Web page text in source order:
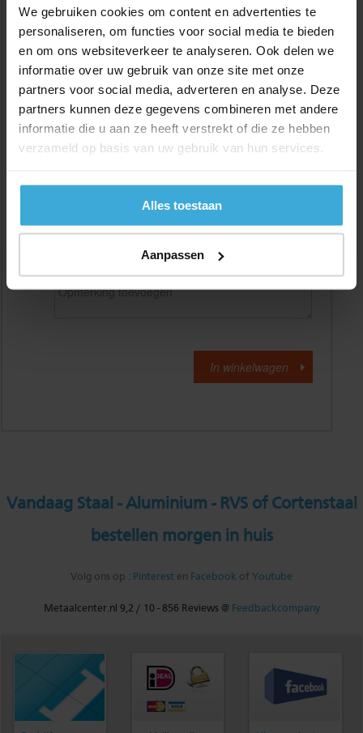
We gebruiken cookies om content en advertenties te
personaliseren, om functies voor social media te bieden
en om ons websiteverkeer te analyseren. Ook delen we
informatie over uw gebruik van onze site met onze
partners voor social media, adverteren en analyse. Deze
partners kunnen deze gegevens combineren met andere
informatie die u aan ze heeft verstrekt of die ze hebben
verzameld op basis van uw gebruik van hun services.
Alles toestaan
Aanpassen
Gewenste
lengtemaat in
(max. 2000 mm)
+/- 2 mm lengtetolerantie
Materiaalkosten
Alle bedragen zijn excl. 21% BTW
Vandaag Staal - Aluminium - RVS of Cortenstaal
bestellen morgen in huis
Volg ons op : Pinterest en Facebook of Youtube
Metaalcenter.nl 9,2 / 10 -856 Reviews @ Feedbackcompany